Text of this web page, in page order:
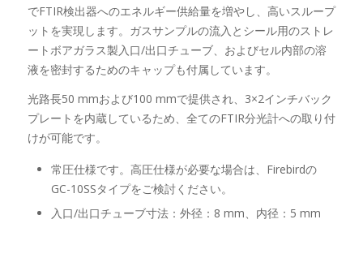
でFTIR検出器へのエネルギー供給量を増やし、高いスループ
ットを実現します。ガスサンプルの流入とシール用のストレ
ートボアガラス製入口/出口チューブ、およびセル内部の溶
液を密封するためのキャップも付属しています。
光路長50 mmおよび100 mmで提供され、3×2インチバック
プレートを内蔵しているため、全てのFTIR分光計への取り付
けが可能です。
常圧仕様です。高圧仕様が必要な場合は、Firebirdの
GC-10SSタイプをご検討ください。
入口/出口チューブ寸法：外径：8 mm、内径：5 mm